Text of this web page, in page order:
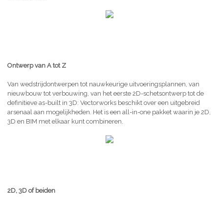
Ontwerp van A tot Z
Van wedstrijdontwerpen tot nauwkeurige uitvoeringsplannen, van
nieuwbouw tot verbouwing, van het eerste 2D-schetsontwerp tot de
definitieve as-built in 3D: Vectorworks beschikt over een uitgebreid
arsenaal aan mogelijkheden. Het is een all-in-one pakket waarin je 2D,
3D en BIM met elkaar kunt combineren.
2D, 3D of beiden